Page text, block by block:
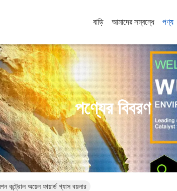
বাড়ি আমাদের সম্বন্ধে পণ্য
পণ্যের বিবরণ
কন্ট্রোল অয়েল ফায়ার্ড গ্যাস বয়লার